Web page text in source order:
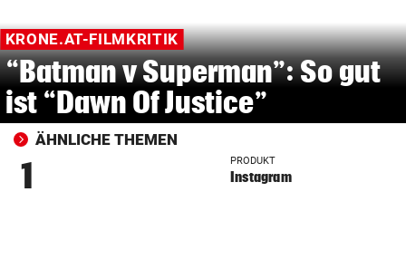
KRONE.AT-FILMKRITIK
“Batman v Superman”: So gut
ist “Dawn Of Justice”
ÄHNLICHE THEMEN
1 PRODUKT
Instagram